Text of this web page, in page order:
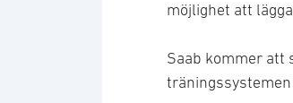
möjlighet att
Saab kommer att